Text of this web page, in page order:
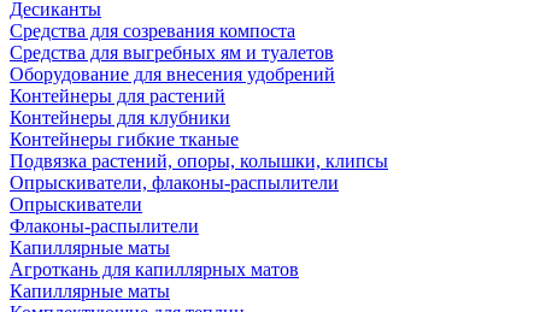
Десиканты
Средства для созревания компоста
Средства для выгребных ям и туалетов
Оборудование для внесения удобрений
Контейнеры для растений
Контейнеры для клубники
Контейнеры гибкие тканые
Подвязка растений, опоры, колышки, клипсы
Опрыскиватели, флаконы-распылители
Опрыскиватели
Флаконы-распылители
Капиллярные маты
Агроткань для капиллярных матов
Капиллярные маты